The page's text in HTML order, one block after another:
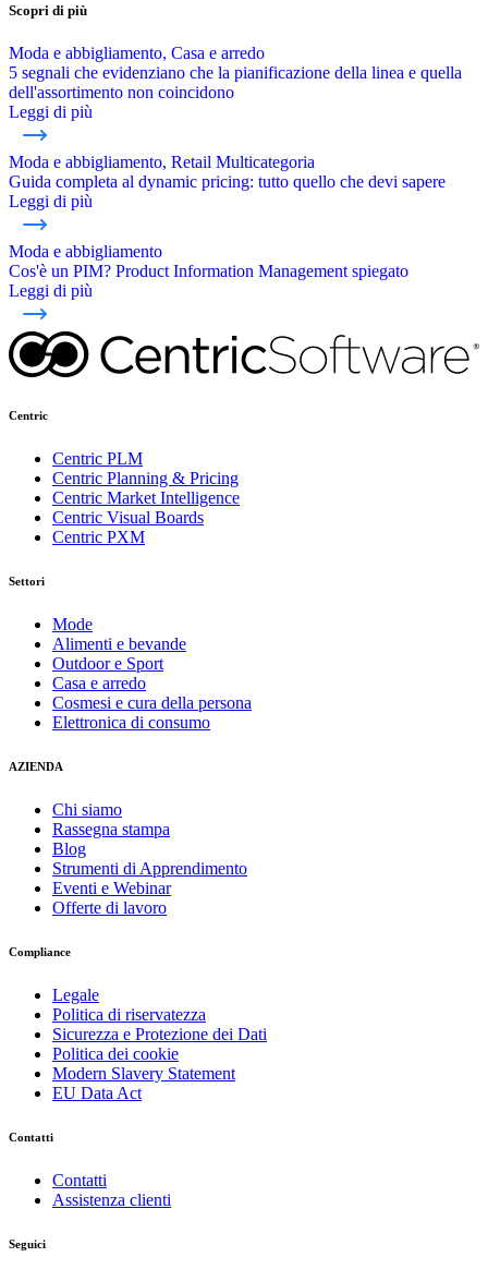
Scopri di più
Moda e abbigliamento, Casa e arredo
5 segnali che evidenziano che la pianificazione della linea e quella
dell'assortimento non coincidono
Leggi di più
Moda e abbigliamento, Retail Multicategoria
Guida completa al dynamic pricing: tutto quello che devi sapere
Leggi di più
Moda e abbigliamento
Cos'è un PIM? Product Information Management spiegato
Leggi di più
Centric
Centric PLM
Centric Planning & Pricing
Centric Market Intelligence
Centric Visual Boards
Centric PXM
Settori
Mode
Alimenti e bevande
Outdoor e Sport
Casa e arredo
Cosmesi e cura della persona
Elettronica di consumo
AZIENDA
Chi siamo
Rassegna stampa
Blog
Strumenti di Apprendimento
Eventi e Webinar
Offerte di lavoro
Compliance
Legale
Politica di riservatezza
Sicurezza e Protezione dei Dati
Politica dei cookie
Modern Slavery Statement
EU Data Act
Contatti
Contatti
Assistenza clienti
Seguici